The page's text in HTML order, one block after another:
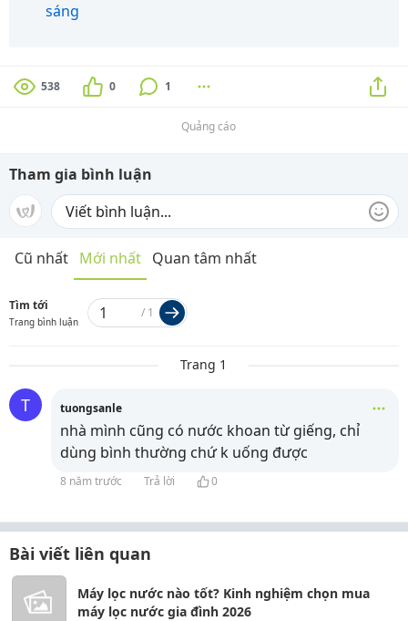
sáng
538 0 1
Quảng cáo
Tham gia bình luận
Cũ nhất Mới nhất Quan tâm nhất
Tìm tới
Trang bình luận
/ 1
Trang 1
T tuongsanle
nhà mình cũng có nước khoan từ giếng, chỉ
dùng bình thường chứ k uống được
8 năm trước Trả lời 0
Bài viết liên quan
Máy lọc nước nào tốt? Kinh nghiệm chọn mua
máy lọc nước gia đình 2026